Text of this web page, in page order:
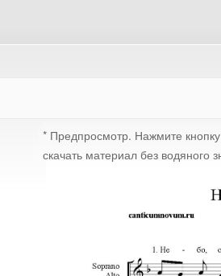
* Предпросмотр. Нажмите
скачать материал без водяного